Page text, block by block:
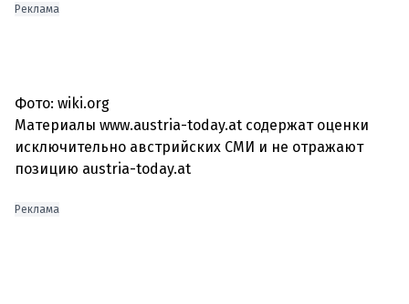
Реклама
Фото: wiki.org
Материалы www.austria-today.at содержат оценки
исключительно австрийских СМИ и не отражают
позицию austria-today.at
Реклама